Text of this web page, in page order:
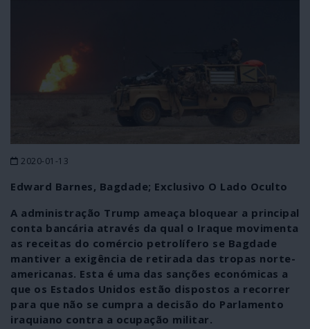
2020-01-13
Edward Barnes, Bagdade; Exclusivo O Lado Oculto
A administração Trump ameaça bloquear a principal
conta bancária através da qual o Iraque movimenta
as receitas do comércio petrolífero se Bagdade
mantiver a exigência de retirada das tropas norte-
americanas. Esta é uma das sanções económicas a
que os Estados Unidos estão dispostos a recorrer
para que não se cumpra a decisão do Parlamento
iraquiano contra a ocupação militar.